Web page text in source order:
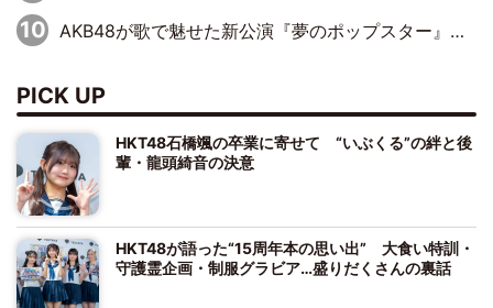
AKB48が歌で魅せた新公演『夢のポップスター』 初日から全身全霊のステージ
PICK UP
HKT48石橋颯の卒業に寄せて “いぶくる”の絆と後
輩・龍頭綺音の決意
HKT48が語った“15周年本の思い出” 大食い特訓・
守護霊企画・制服グラビア…盛りだくさんの裏話